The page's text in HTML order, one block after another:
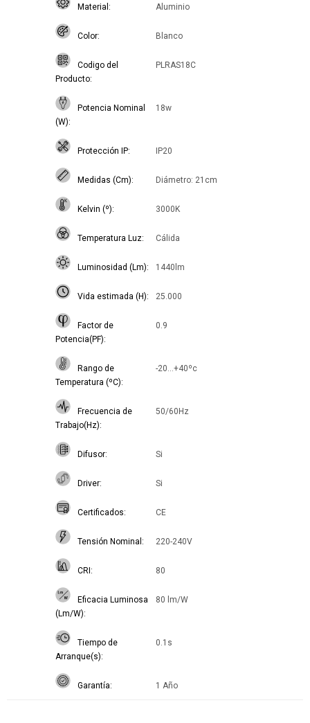
Material Aluminio
Color Blanco
Codigo del
Producto
PLRAS18C
Potencia Nominal
(W)
18w
Protección IP IP20
Medidas (Cm) Diámetro: 21cm
Kelvin (º) 3000K
Temperatura Luz Cálida
Luminosidad (Lm) 1440lm
Vida estimada (H) 25.000
Factor de
Potencia(PF)
0.9
Rango de
Temperatura (ºC)
-20...+40ºc
Frecuencia de
Trabajo(Hz)
50/60Hz
Difusor Si
Driver Si
Certificados CE
Tensión Nominal 220-240V
CRI 80
Eficacia Luminosa
(Lm/W)
80 lm/W
Tiempo de
Arranque(s)
0.1s
Garantía 1 Año